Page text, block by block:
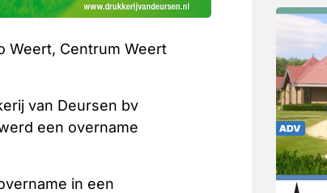
Weert, Centrum Weert
van Deursen bv
een overname
in een